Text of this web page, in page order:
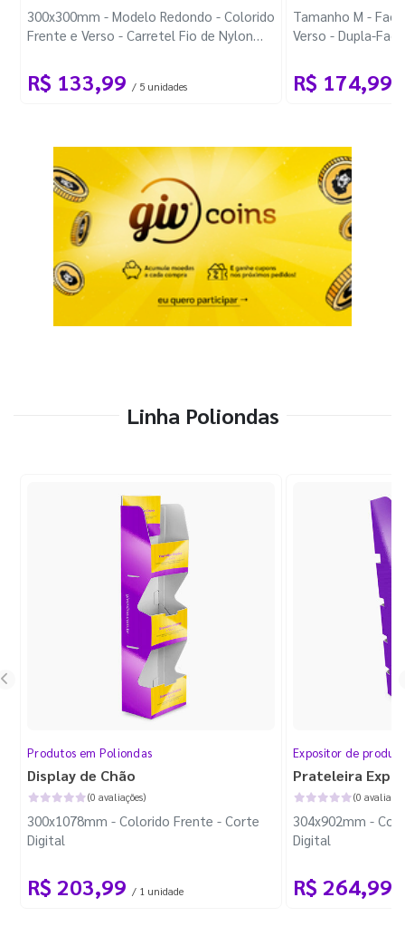
300x300mm - Modelo Redondo - Colorido
Frente e Verso - Carretel Fio de Nylon
R$ 133,99 / 5 unidades
Tamanho M -
Verso - Dupla-
R$ 174,99
Linha Poliondas
Produtos em Poliondas
Display de Chão
(0 avaliações)
300x1078mm - Colorido Frente - Corte
Digital
R$ 203,99 / 1 unidade
Expositor de
Prateleira
(0
304x902mm -
Digital
R$ 264,99